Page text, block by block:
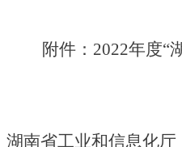
附件：2022年度“湖
湖南省工业和信息化厅